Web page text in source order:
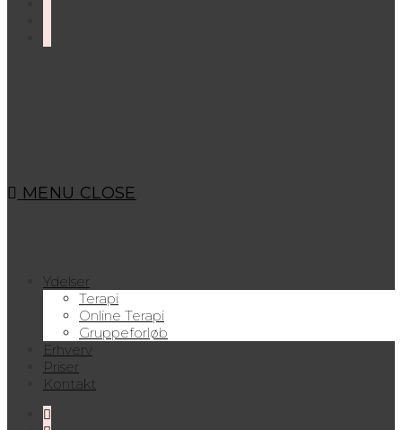
MENU CLOSE
Ydelser
Terapi
Online Terapi
Gruppeforløb
Erhverv
Priser
Kontakt